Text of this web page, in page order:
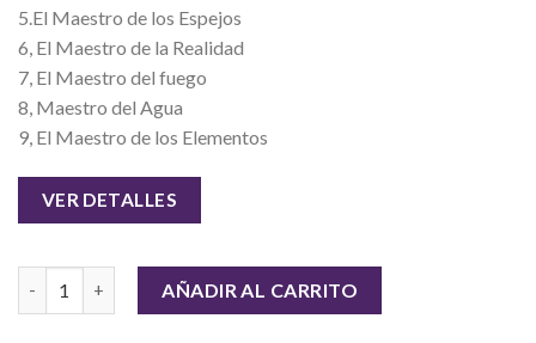
5.El Maestro de los Espejos
6, El Maestro de la Realidad
7, El Maestro del fuego
8, Maestro del Agua
9, El Maestro de los Elementos
VER DETALLES
AÑADIR AL CARRITO